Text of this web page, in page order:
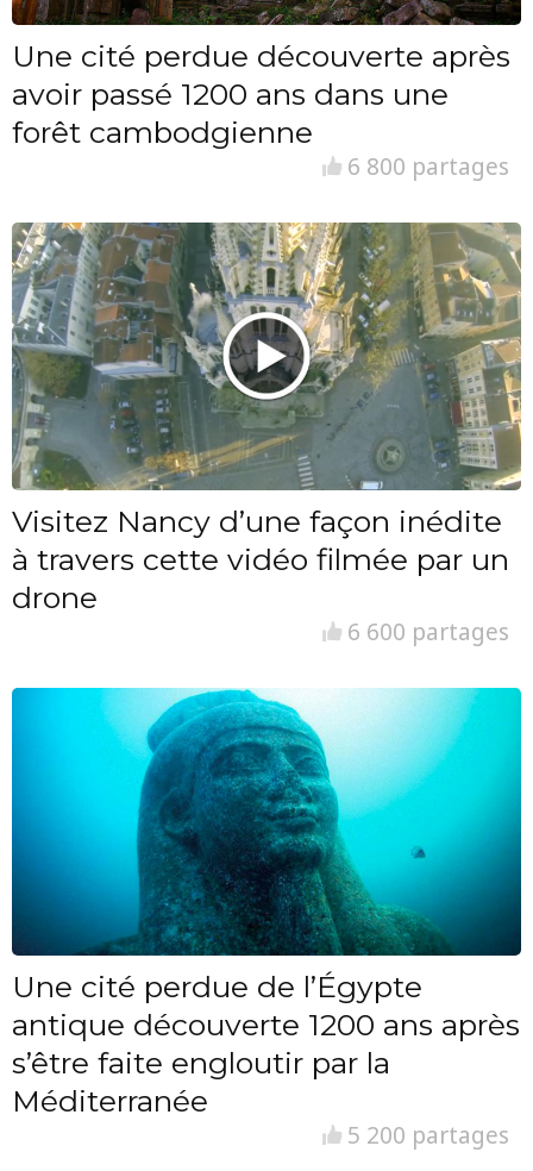
Une cité perdue découverte après
avoir passé 1200 ans dans une
forêt cambodgienne
6 800 partages
Visitez Nancy d’une façon inédite
à travers cette vidéo filmée par un
drone
6 600 partages
Une cité perdue de l’Égypte
antique découverte 1200 ans après
s’être faite engloutir par la
Méditerranée
5 200 partages